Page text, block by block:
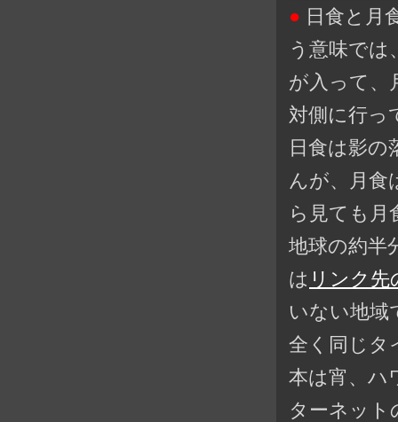
● 日食と月
う意味では
が入って、
対側に行っ
日食は影
んが、月食
ら見ても月
地球の約半
は リンク
いない地域
全く同じタ
本は宵、ハ
ターネット